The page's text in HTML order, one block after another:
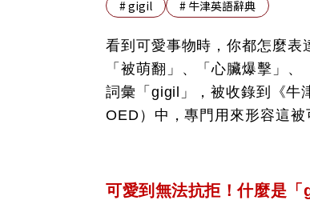
#gigil # 牛津英語辭典
看到可愛事物時，你都怎麼表
「被萌翻」、「心臟爆擊」
詞彙「gigil」，被收錄到《
OED）中，專門用來形容這被
可愛到無法抗拒！什麼是「